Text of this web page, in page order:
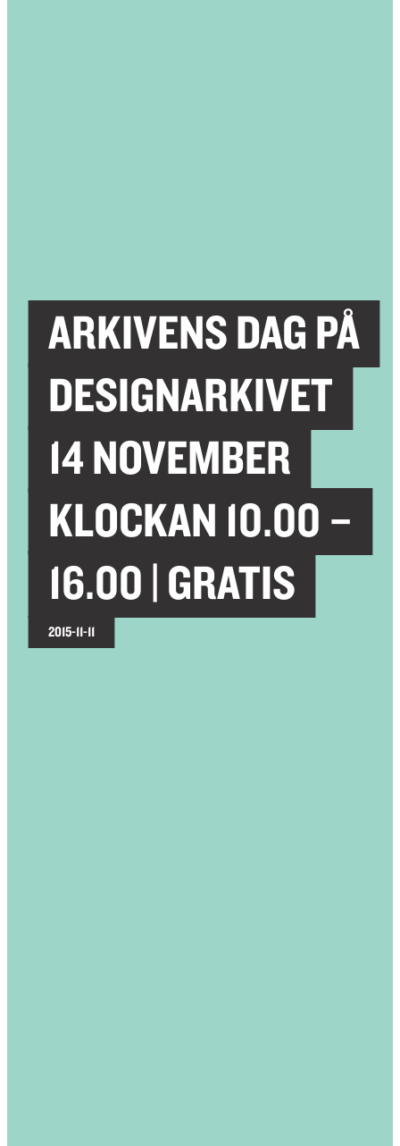
ARKIVENS DAG PÅ
DESIGNARKIVET
14 NOVEMBER
KLOCKAN 10.00 –
16.00 | GRATIS
2015-11-11